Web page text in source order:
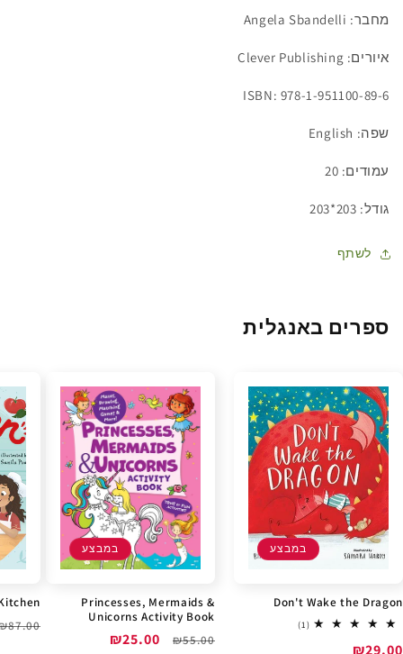
מחבר: Angela Sbandelli
איורים: Clever Publishing
ISBN: 978-1-951100-89-6
שפה: English
עמודים: 20
גודל: 203*203
לשתף
ספרים באנגלית
במבצע
Don't Wake the Dragon
(1)
1
מחיר
₪29.00
במבצע
Princesses, Mermaids &
Unicorns Activity Book
מחיר
₪55.00
מחיר
₪25.00
מחיר